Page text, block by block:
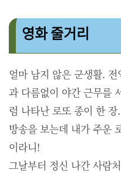
영화 줄거리
얼마 남지 않은 군생활.
과 다름없이 야간 근무를
럼 나타난 로또 종이 한
방송을 보는데 내가 주운
이라니!
그날부터 정신 나간 사람